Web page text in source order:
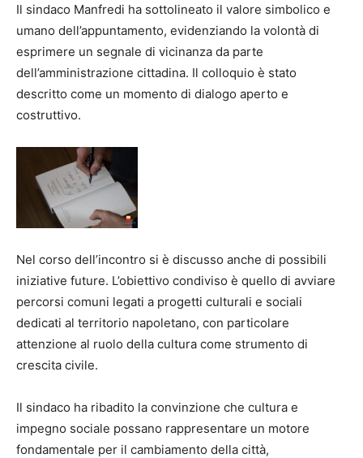
Il sindaco Manfredi ha sottolineato il valore simbolico e
umano dell’appuntamento, evidenziando la volontà di
esprimere un segnale di vicinanza da parte
dell’amministrazione cittadina. Il colloquio è stato
descritto come un momento di dialogo aperto e
costruttivo.
Nel corso dell’incontro si è discusso anche di possibili
iniziative future. L’obiettivo condiviso è quello di avviare
percorsi comuni legati a progetti culturali e sociali
dedicati al territorio napoletano, con particolare
attenzione al ruolo della cultura come strumento di
crescita civile.
Il sindaco ha ribadito la convinzione che cultura e
impegno sociale possano rappresentare un motore
fondamentale per il cambiamento della città,